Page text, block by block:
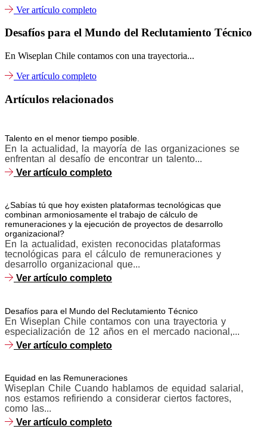
Ver artículo completo
Desafíos para el Mundo del Reclutamiento Técnico
En Wiseplan Chile contamos con una trayectoria...
Ver artículo completo
Artículos relacionados
Talento en el menor tiempo posible.
En la actualidad, la mayoría de las organizaciones se
enfrentan al desafío de encontrar un talento...
Ver artículo completo
¿Sabías tú que hoy existen plataformas tecnológicas que
combinan armoniosamente el trabajo de cálculo de
remuneraciones y la ejecución de proyectos de desarrollo
organizacional?
En la actualidad, existen reconocidas plataformas
tecnológicas para el cálculo de remuneraciones y
desarrollo organizacional que...
Ver artículo completo
Desafíos para el Mundo del Reclutamiento Técnico
En Wiseplan Chile contamos con una trayectoria y
especialización de 12 años en el mercado nacional,...
Ver artículo completo
Equidad en las Remuneraciones
Wiseplan Chile Cuando hablamos de equidad salarial,
nos estamos refiriendo a considerar ciertos factores,
como las...
Ver artículo completo